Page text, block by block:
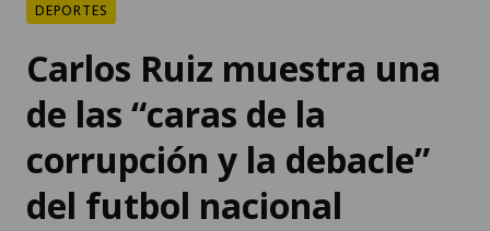
DEPORTES
Carlos Ruiz muestra una
de las “caras de la
corrupción y la debacle”
del futbol nacional